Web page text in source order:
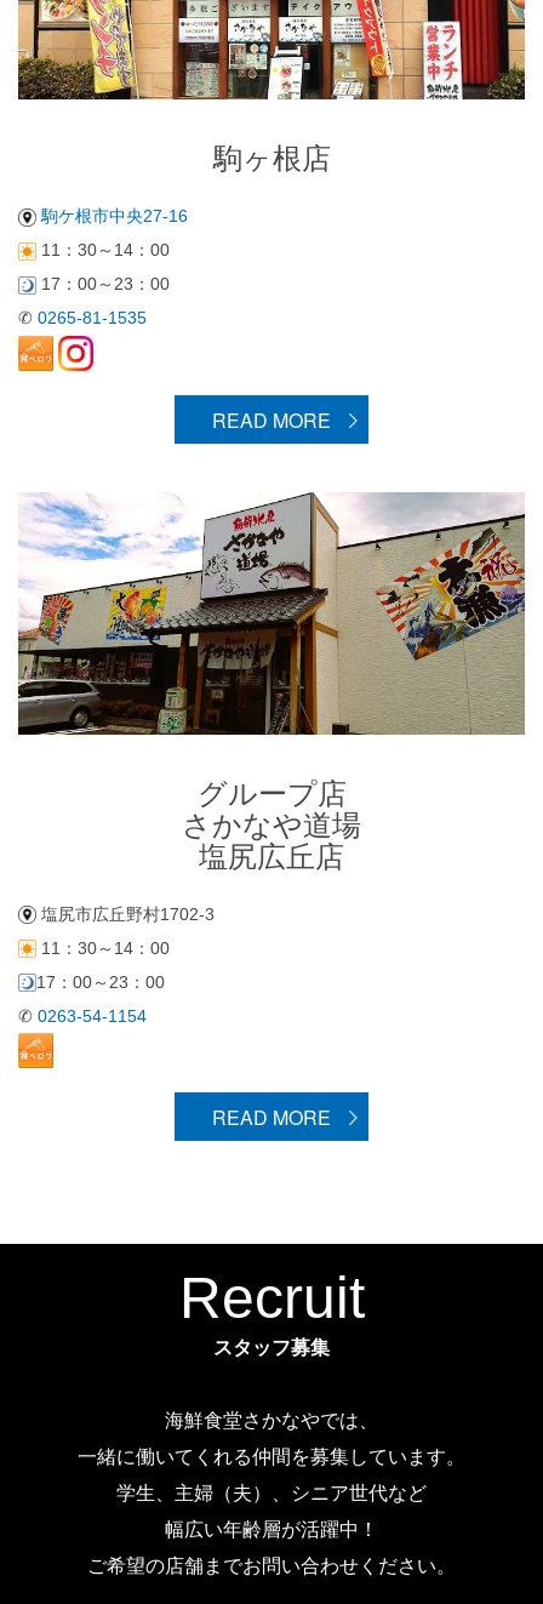
駒ヶ根店
駒ケ根市中央27-16
11：30～14：00
17：00～23：00
✆ 0265-81-1535
READ MORE
グループ店
さかなや道場
塩尻広丘店
グループ店
さかなや道場
塩尻広丘店
塩尻市広丘野村1702-3
11：30～14：00
17：00～23：00
✆ 0263-54-1154
READ MORE
Recruit
スタッフ募集
海鮮食堂さかなやでは、
一緒に働いてくれる仲間を募集しています。
学生、主婦（夫）、シニア世代など
幅広い年齢層が活躍中！
ご希望の店舗までお問い合わせください。